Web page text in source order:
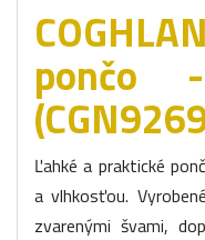
pončo
Ľahké a praktické
a vlhkosťou.
zvarenými švami,